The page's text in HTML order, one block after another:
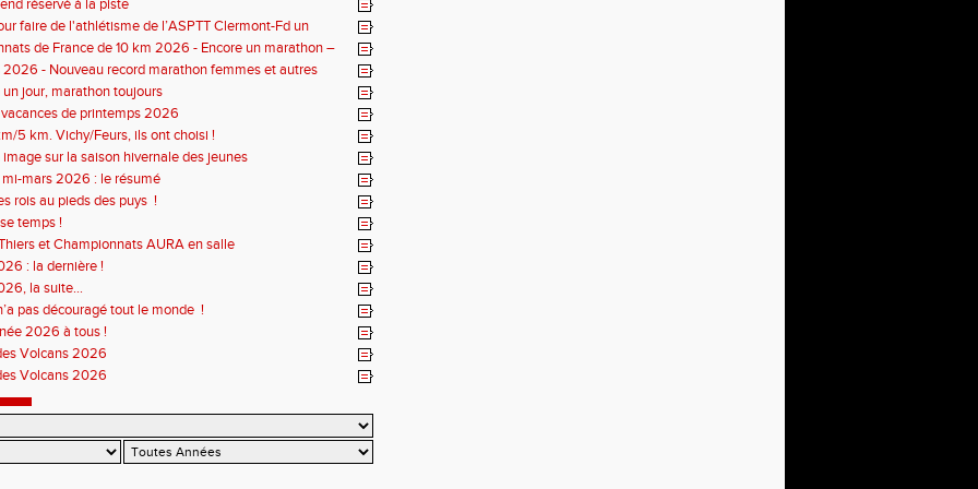
réservé à la piste
faire de l'athlétisme de l’ASPTT Clermont-Fd un
de France de 10 km 2026 - Encore un marathon –
2026 - Nouveau record marathon femmes et autres
jour, marathon toujours
de printemps 2026
5 km. Vichy/Feurs, ils ont choisi !
image sur la saison hivernale des jeunes
mars 2026 : le résumé
rois au pieds des puys !
temps !
et Championnats AURA en salle
: la dernière !
la suite...
pas découragé tout le monde !
2026 à tous !
Volcans 2026
Volcans 2026